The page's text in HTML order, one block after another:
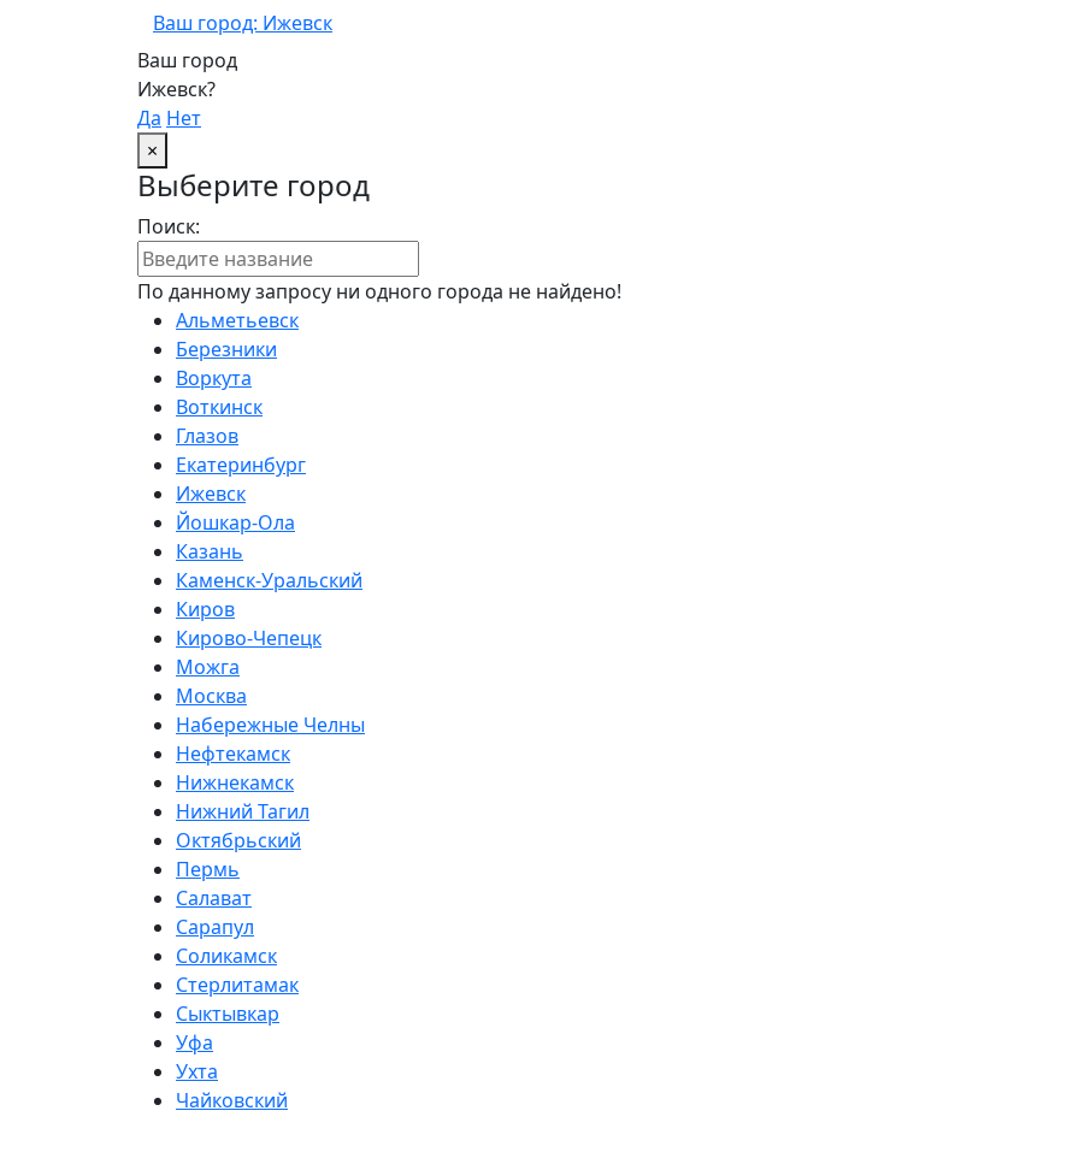
Ваш город: Ижевск
Ваш город
Ижевск?
Да Нет
×
Выберите город
Поиск:
По данному запросу ни одного города не найдено!
Альметьевск
Березники
Воркута
Воткинск
Глазов
Екатеринбург
Ижевск
Йошкар-Ола
Казань
Каменск-Уральский
Киров
Кирово-Чепецк
Можга
Москва
Набережные Челны
Нефтекамск
Нижнекамск
Нижний Тагил
Октябрьский
Пермь
Салават
Сарапул
Соликамск
Стерлитамак
Сыктывкар
Уфа
Ухта
Чайковский